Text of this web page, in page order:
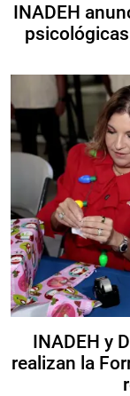
INADEH
INADEH y
realizan la